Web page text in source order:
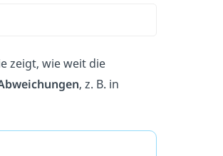
zeigt, wie weit die
, z. B. in